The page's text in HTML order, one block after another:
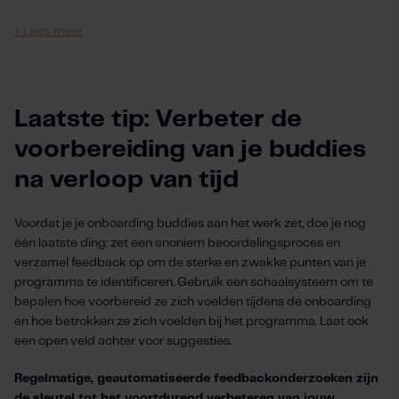
> Lees meer
Laatste tip: Verbeter de
voorbereiding van je buddies
na verloop van tijd
Voordat je je onboarding buddies aan het werk zet, doe je nog
één laatste ding: zet een anoniem beoordelingsproces en
verzamel feedback op om de sterke en zwakke punten van je
programma te identificeren. Gebruik een schaalsysteem om te
bepalen hoe voorbereid ze zich voelden tijdens de onboarding
en hoe betrokken ze zich voelden bij het programma. Laat ook
een open veld achter voor suggesties.
Regelmatige, geautomatiseerde feedbackonderzoeken zijn